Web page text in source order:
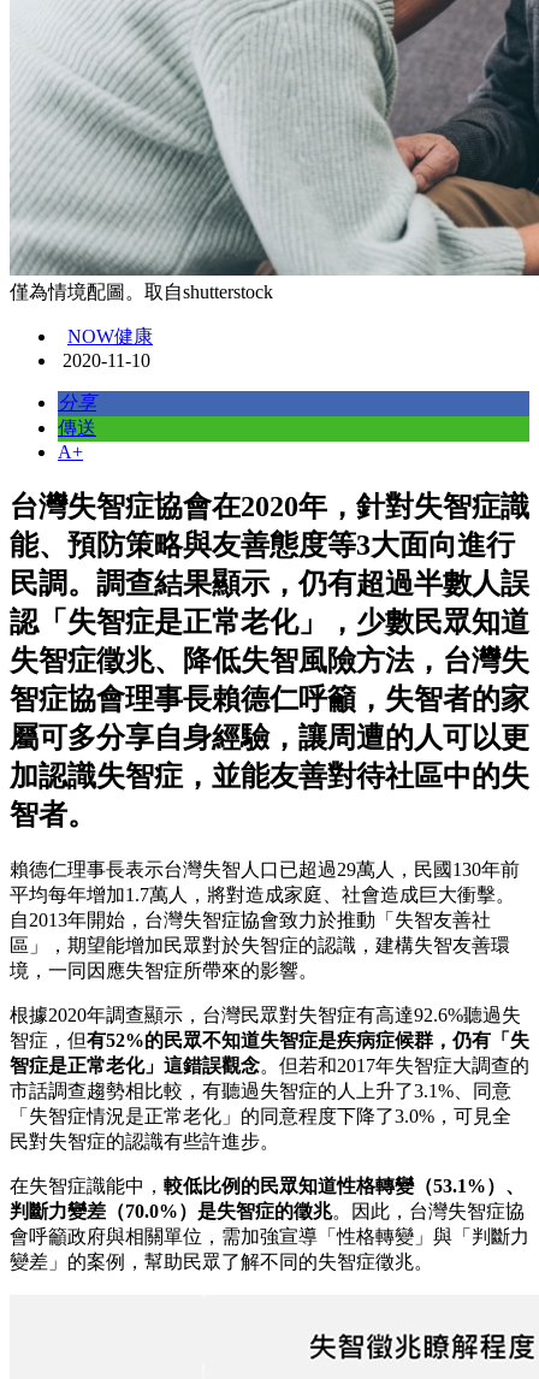
僅為情境配圖。取自shutterstock
NOW健康
2020-11-10
分享
傳送
A+
台灣失智症協會在2020年，針對失智症識
能、預防策略與友善態度等3大面向進行
民調。調查結果顯示，仍有超過半數人誤
認「失智症是正常老化」，少數民眾知道
失智症徵兆、降低失智風險方法，台灣失
智症協會理事長賴德仁呼籲，失智者的家
屬可多分享自身經驗，讓周遭的人可以更
加認識失智症，並能友善對待社區中的失
智者。
賴德仁理事長表示台灣失智人口已超過29萬人，民國130年前
平均每年增加1.7萬人，將對造成家庭、社會造成巨大衝擊。
自2013年開始，台灣失智症協會致力於推動「失智友善社
區」，期望能增加民眾對於失智症的認識，建構失智友善環
境，一同因應失智症所帶來的影響。
根據2020年調查顯示，台灣民眾對失智症有高達92.6%聽過失
智症，但有52%的民眾不知道失智症是疾病症候群，仍有「失
智症是正常老化」這錯誤觀念。但若和2017年失智症大調查的
市話調查趨勢相比較，有聽過失智症的人上升了3.1%、同意
「失智症情況是正常老化」的同意程度下降了3.0%，可見全
民對失智症的認識有些許進步。
在失智症識能中， 較低比例的民眾知道性格轉變（53.1%）、
判斷力變差（70.0%）是失智症的徵兆。因此，台灣失智症協
會呼籲政府與相關單位，需加強宣導「性格轉變」與「判斷力
變差」的案例，幫助民眾了解不同的失智症徵兆。